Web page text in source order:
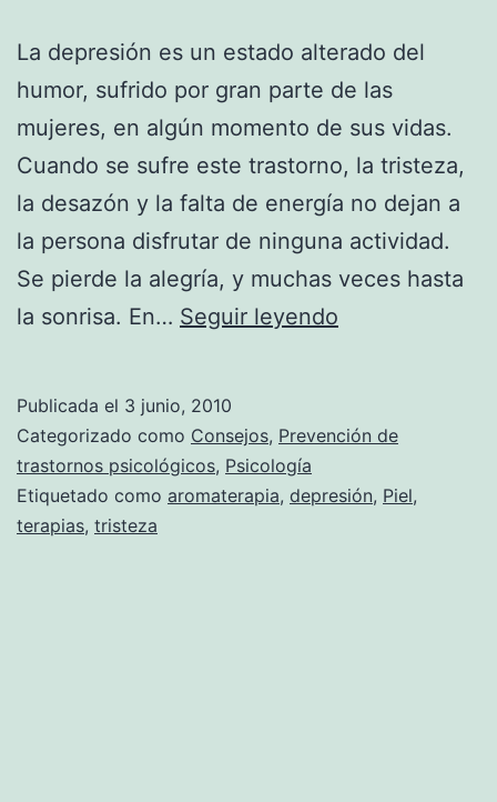
La depresión es un estado alterado del
humor, sufrido por gran parte de las
mujeres, en algún momento de sus vidas.
Cuando se sufre este trastorno, la tristeza,
la desazón y la falta de energía no dejan a
la persona disfrutar de ninguna actividad.
Se pierde la alegría, y muchas veces hasta
la sonrisa. En… Seguir leyendo
depresión
Publicada el 3 junio, 2010
Categorizado como Consejos, Prevención de
trastornos psicológicos, Psicología
Etiquetado como aromaterapia, depresión, Piel,
terapias, tristeza